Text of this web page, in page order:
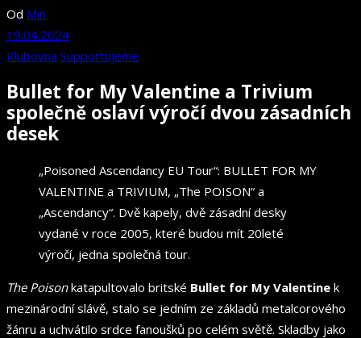
Od Min
19.04.2024
Klubovna Supportujeme
Bullet for My Valentine a Trivium
společně oslaví výročí dvou zásadních
desek
„Poisoned Ascendancy EU Tour“: BULLET FOR MY
VALENTINE a TRIVIUM, „The POISON“ a
„Ascendancy“. Dvě kapely, dvě zásadní desky
vydané v roce 2005, které budou mít 20leté
výročí, jedna společná tour.
The Poisonkatapultovalo britské Bullet for My Valentine k
mezinárodní slávě, stalo se jedním ze základů metalcorového
žánru a uchvátilo srdce fanoušků po celém světě. Skladby jako